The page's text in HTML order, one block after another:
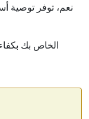
نعم، توفر توصية